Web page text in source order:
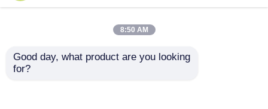
Oled Oled de la pureza
8:50 AM
Good day, what product are you looking
for?